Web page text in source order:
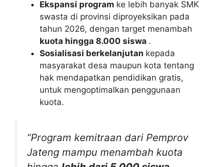
Ekspansi program ke lebih banyak SMK
swasta di provinsi diproyeksikan pada
tahun 2026, dengan target menambah
kuota hingga 8.000 siswa .
Sosialisasi berkelanjutan kepada
masyarakat desa maupun kota tentang
hak mendapatkan pendidikan gratis,
untuk mengoptimalkan penggunaan
kuota.
“Program kemitraan dari Pemprov
Jateng mampu menambah kuota